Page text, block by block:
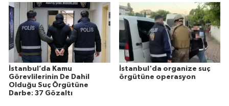
İstanbul’da Kamu
Görevlilerinin De Dahil
Olduğu Suç Örgütüne
Darbe: 37 Gözaltı
İstanbul'da organize suç
örgütüne operasyon